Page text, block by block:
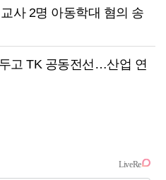
사 2명 아동학대 혐의 송
고 TK 공동전선…산업 연